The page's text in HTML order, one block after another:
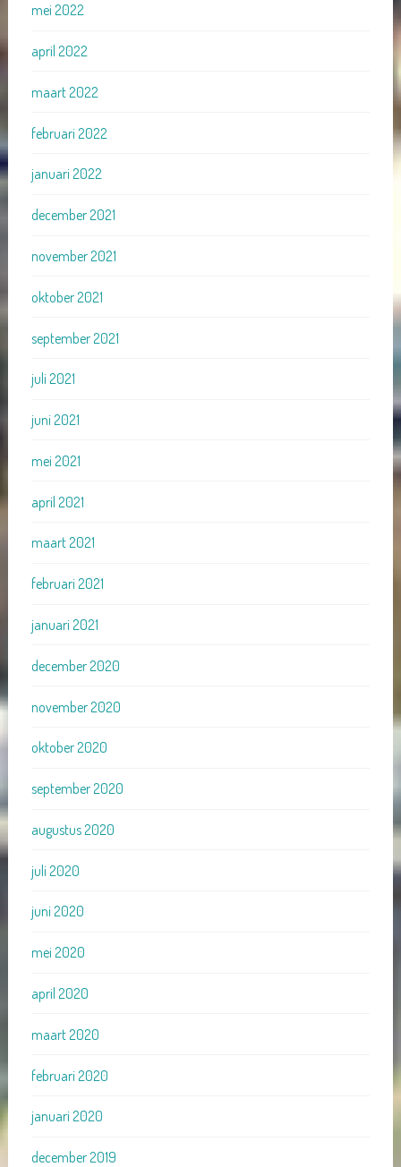
mei 2022
april 2022
maart 2022
februari 2022
januari 2022
december 2021
november 2021
oktober 2021
september 2021
juli 2021
juni 2021
mei 2021
april 2021
maart 2021
februari 2021
januari 2021
december 2020
november 2020
oktober 2020
september 2020
augustus 2020
juli 2020
juni 2020
mei 2020
april 2020
maart 2020
februari 2020
januari 2020
december 2019